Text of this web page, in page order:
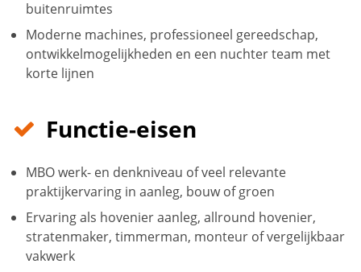
buitenruimtes
Moderne machines, professioneel gereedschap,
ontwikkelmogelijkheden en een nuchter team met
korte lijnen
Functie-eisen
MBO werk- en denkniveau of veel relevante
praktijkervaring in aanleg, bouw of groen
Ervaring als hovenier aanleg, allround hovenier,
stratenmaker, timmerman, monteur of vergelijkbaar
vakwerk